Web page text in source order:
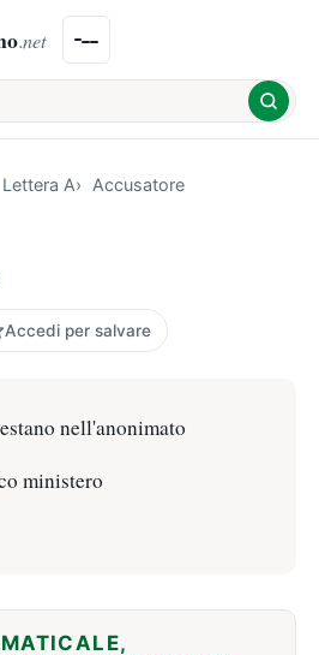
.net
Lettera A Accusatore
Accedi per salvare
nell'anonimato
ministero